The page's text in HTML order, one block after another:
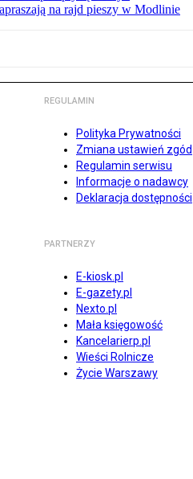
na rajd pieszy w Modlinie
REGULAMIN
Polityka Prywatności
Zmiana ustawień zgód
Regulamin serwisu
Informacje o nadawcy
Deklaracja dostępności
PARTNERZY
E-kiosk.pl
E-gazety.pl
Nexto.pl
Mała księgowość
Kancelarierp.pl
Wieści Rolnicze
Życie Warszawy